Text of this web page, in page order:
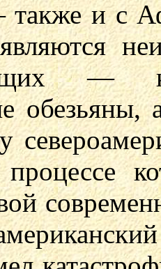
также и с
—
обезьяны,